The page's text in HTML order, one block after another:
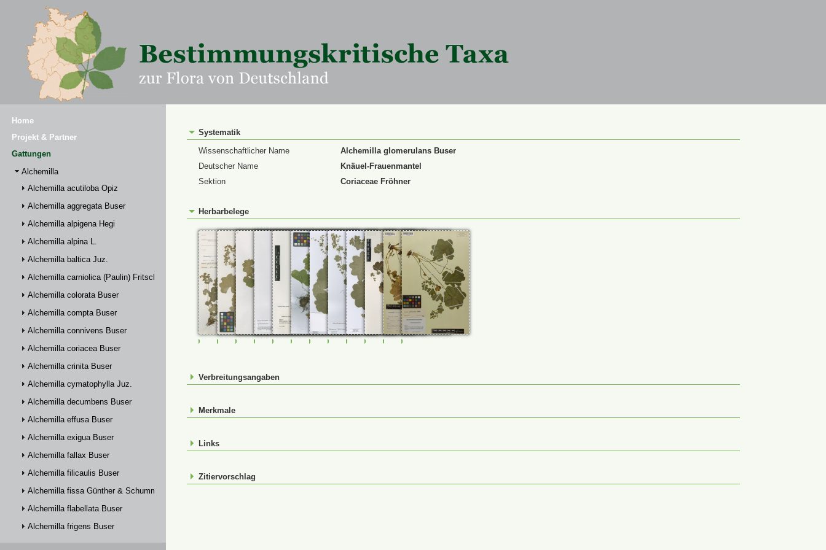
Home
Projekt & Partner
Gattungen
Alchemilla
Alchemilla acutiloba Opiz
Alchemilla aggregata Buser
Alchemilla alpigena Hegi
Alchemilla alpina L.
Alchemilla baltica Juz.
Alchemilla carniolica (Paulin) Fritsch
Alchemilla colorata Buser
Alchemilla compta Buser
Alchemilla connivens Buser
Alchemilla coriacea Buser
Alchemilla crinita Buser
Alchemilla cymatophylla Juz.
Alchemilla decumbens Buser
Alchemilla effusa Buser
Alchemilla exigua Buser
Alchemilla fallax Buser
Alchemilla filicaulis Buser
Alchemilla fissa Günther & Schummel
Alchemilla flabellata Buser
Alchemilla frigens Buser
Systematik
Wissenschaftlicher Name
Alchemilla glomerulans Buser
Deutscher Name
Knäuel-Frauenmantel
Sektion
Coriaceae Fröhner
Herbarbelege
FR-0033228FR-0033231FR-0033232FR-0033233FR-0107691FR-0108824FR-0114807FR-0114827FR-0120056JE00026920
M-0232463
Verbreitungsangaben
Merkmale
Links
Zitiervorschlag